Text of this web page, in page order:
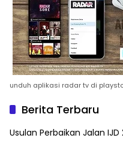
unduh aplikasi radar tv di
Berita Terbaru
Usulan Perbaikan Jalan